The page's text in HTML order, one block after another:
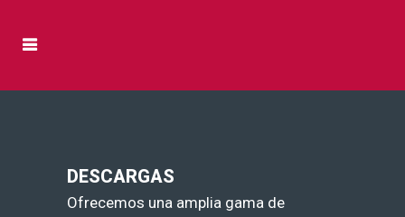
DESCARGAS
Ofrecemos una amplia gama de